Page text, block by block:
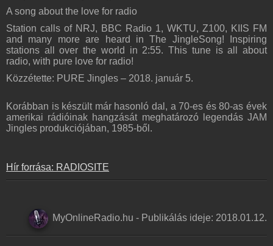
A song about the love for radio
Station calls of NRJ, BBC Radio 1, WKTU, Z100, KIIS FM
and many more are heard in The JingleSong! Inspiring
stations all over the world in 2:55. This tune is all about
radio, with pure love for radio!
Közzétette: PURE Jingles – 2018. január 5.
Korábban is készült már hasonló dal, a 70-es és 80-as évek
amerikai rádióinak hangzását meghatározó legendás JAM
Jingles produkciójában, 1985-ből.
Hír forrása: RADIOSITE
MyOnlineRadio.hu - Publikálás ideje: 2018.01.12.